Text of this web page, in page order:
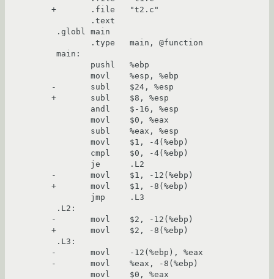
+       .file   "t2.c"
-       subl    $24, %esp
+       subl    $8, %esp
-       movl    $1, -12(%ebp)
+       movl    $1, -8(%ebp)
-       movl    $2, -12(%ebp)
+       movl    $2, -8(%ebp)
-       movl    -12(%ebp), %eax
-       movl    %eax, -8(%ebp)